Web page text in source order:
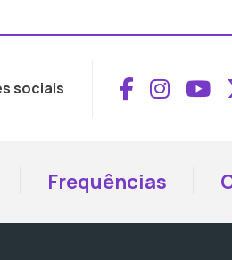
sociais Aceder
Frequências